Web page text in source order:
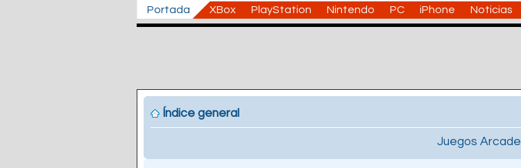
Portada XBox PlayStation Nintendo PC iPhone Noticias
Índice general
Juegos Arcade